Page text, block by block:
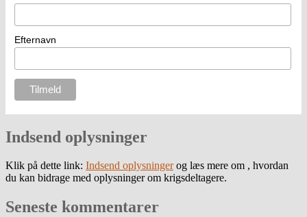
Efternavn
Indsend oplysninger
Klik på dette link: Indsend oplysningerog læs mere om , hvordan
du kan bidrage med oplysninger om krigsdeltagere.
Seneste kommentarer